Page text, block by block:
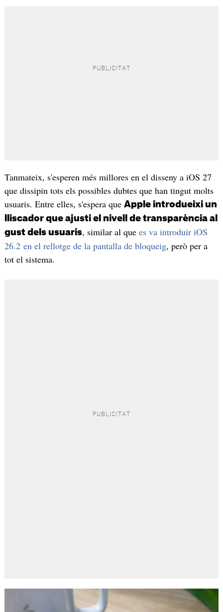
Tanmateix, s'esperen més millores en el disseny a iOS 27
que dissipin tots els possibles dubtes que han tingut molts
usuaris. Entre elles, s'espera que Apple introdueixi un
lliscador que ajusti el nivell de transparència al
gust dels usuaris, similar al que es va introduir iOS
26.2 en el rellotge de la pantalla de bloqueig, però per a
tot el sistema.